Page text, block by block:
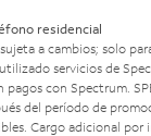
residencial
a cambios; solo
servicios de
con Spectrum.
del período de
Cargo adicional por